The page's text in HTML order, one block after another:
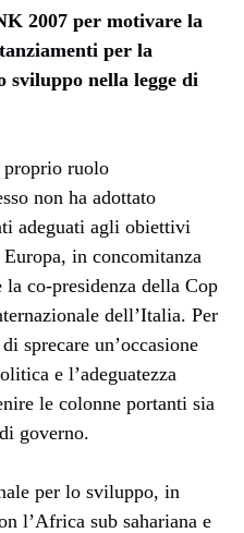
2007 per motivare la
per la
sviluppo nella legge di
proprio ruolo
non ha adottato
adeguati agli obiettivi
in concomitanza
co-presidenza della Cop
dell’Italia. Per
sprecare un’occasione
e l’adeguatezza
le colonne portanti sia
governo.
per lo sviluppo, in
l’Africa sub sahariana e